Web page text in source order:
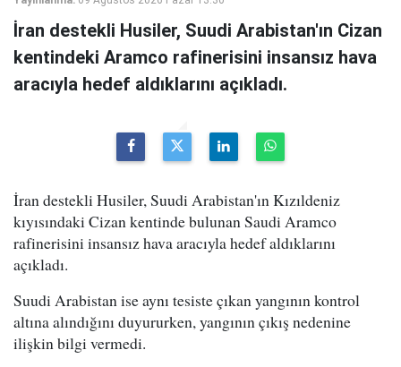
İran destekli Husiler, Suudi Arabistan'ın Cizan
kentindeki Aramco rafinerisini insansız hava
aracıyla hedef aldıklarını açıkladı.
İran destekli Husiler, Suudi Arabistan'ın Kızıldeniz
kıyısındaki Cizan kentinde bulunan Saudi Aramco
rafinerisini insansız hava aracıyla hedef aldıklarını
açıkladı.
Suudi Arabistan ise aynı tesiste çıkan yangının kontrol
altına alındığını duyururken, yangının çıkış nedenine
ilişkin bilgi vermedi.